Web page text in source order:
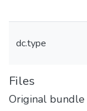
dc.type
Files
Original bundle